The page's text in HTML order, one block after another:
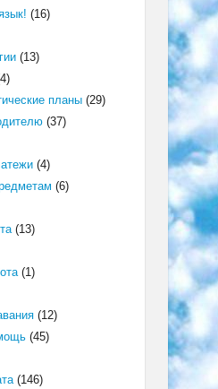
(16)
(13)
планы(29)
(37)
(4)
(6)
(13)
(1)
(12)
(45)
(146)